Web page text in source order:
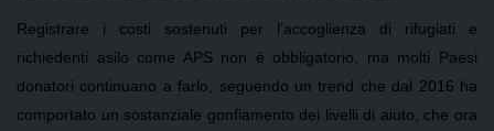
Registrare i costi sostenuti per l’accoglienza di rifugiati e
richiedenti asilo come APS non è obbligatorio, ma molti Paesi
donatori continuano a farlo, seguendo un trend che dal 2016 ha
comportato un sostanziale gonfiamento dei livelli di aiuto, che ora